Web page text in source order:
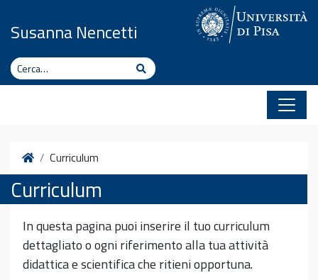
Susanna Nencetti
Cerca Cerca
HomeCurriculum
Curriculum
In questa pagina puoi inserire il tuo curriculum
dettagliato o ogni riferimento alla tua attività
didattica e scientifica che ritieni opportuna.